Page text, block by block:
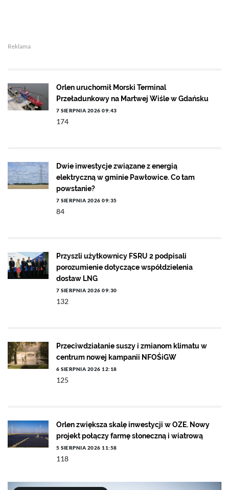
Reklama
Orlen uruchomił Morski Terminal
Przeładunkowy na Martwej Wiśle w Gdańsku
7 SIERPNIA 2026 09:43
174
Dwie inwestycje związane z energią
elektryczną w gminie Pawłowice. Co tam
powstanie?
7 SIERPNIA 2026 09:35
84
Przyszli użytkownicy FSRU 2 podpisali
porozumienie dotyczące współdzielenia
dostaw LNG
7 SIERPNIA 2026 09:30
132
Przeciwdziałanie suszy i zmianom klimatu w
centrum nowej kampanii NFOŚiGW
6 SIERPNIA 2026 12:18
125
Orlen zwiększa skalę inwestycji w OZE. Nowy
projekt połączy farmę słoneczną i wiatrową
5 SIERPNIA 2026 11:58
118